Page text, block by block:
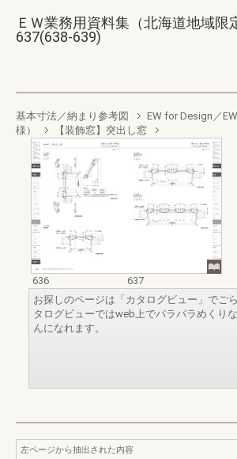
ＥＷ業務用資料集（北海道地域限
637(638-639)
基本寸法／納まり参考図
EW for Design／
様）
【装飾窓】突出し窓
636
637
お探しのページは「カタログビュー」でご
タログビューではweb上でパラパラめくり
んになれます。
左ページから抽出された内容